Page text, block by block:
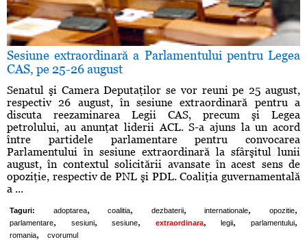
Sesiune extraordinară a Parlamentului pentru Legea
CAS, pe 25-26 august
Senatul şi Camera Deputaţilor se vor reuni pe 25 august,
respectiv 26 august, în sesiune extraordinară pentru a
discuta reezaminarea Legii CAS, precum şi Legea
petrolului, au anunţat liderii ACL. S-a ajuns la un acord
între partidele parlamentare pentru convocarea
Parlamentului în sesiune extraordinară la sfârşitul lunii
august, în contextul solicitării avansate în acest sens de
opoziţie, respectiv de PNL şi PDL. Coaliţia guvernamentală
a ...
Taguri: adoptarea, coalitia, dezbaterii, internationale, opozitie,
parlamentare, sesiuni, sesiune, extraordinara, legii, parlamentului,
romania, cvorumul